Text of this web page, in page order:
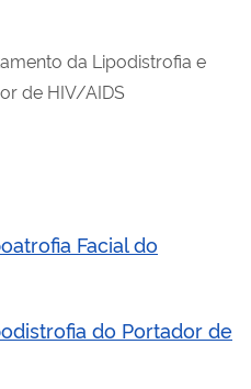
da Lipodistrofia e
de HIV/AIDS
Facial do
do Portador de